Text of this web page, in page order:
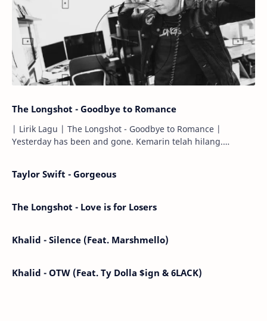
The Longshot - Goodbye to Romance
| Lirik Lagu | The Longshot - Goodbye to Romance |
Yesterday has been and gone. Kemarin telah hilang.
Taylor Swift - Gorgeous
The Longshot - Love is for Losers
Khalid - Silence (Feat. Marshmello)
Khalid - OTW (Feat. Ty Dolla $ign & 6LACK)